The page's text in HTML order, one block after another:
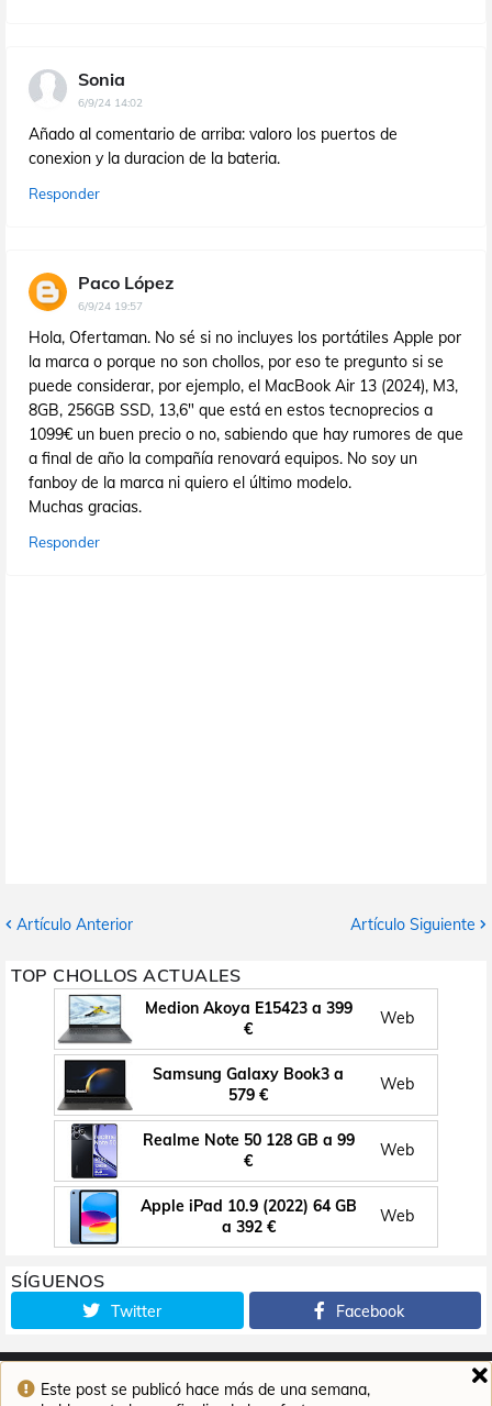
Este post se publicó hace más de una semana,
Sonia
6/9/24 14:02
Añado al comentario de arriba: valoro los puertos de
conexion y la duracion de la bateria.
Responder
Paco López
6/9/24 19:57
Hola, Ofertaman. No sé si no incluyes los portátiles Apple por
la marca o porque no son chollos, por eso te pregunto si se
puede considerar, por ejemplo, el MacBook Air 13 (2024), M3,
8GB, 256GB SSD, 13,6" que está en estos tecnoprecios a
1099€ un buen precio o no, sabiendo que hay rumores de que
a final de año la compañía renovará equipos. No soy un
fanboy de la marca ni quiero el último modelo.
Muchas gracias.
Responder
Artículo Anterior Artículo Siguiente
TOP CHOLLOS ACTUALES
Medion Akoya E15423 a 399
€
Web
Samsung Galaxy Book3 a
579 €
Web
Realme Note 50 128 GB a 99
€
Web
Apple iPad 10.9 (2022) 64 GB
a 392 €
Web
SÍGUENOS
Twitter Facebook
Inicio Contacto Aviso legal Política de cookies